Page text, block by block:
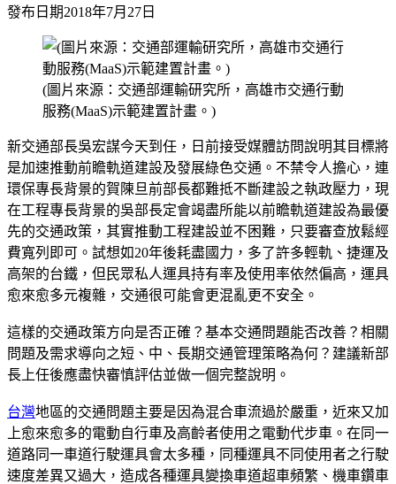
發布日期2018年7月27日
(圖片來源：交通部運輸研究所，高雄市交通行動
服務(MaaS)示範建置計畫。)
新交通部長吳宏謀今天到任，日前接受媒體訪問說明其目標將
是加速推動前瞻軌道建設及發展綠色交通。不禁令人擔心，連
環保專長背景的賀陳旦前部長都難抵不斷建設之執政壓力，現
在工程專長背景的吳部長定會竭盡所能以前瞻軌道建設為最優
先的交通政策，其實推動工程建設並不困難，只要審查放鬆經
費寬列即可。試想如20年後耗盡國力，多了許多輕軌、捷運及
高架的台鐵，但民眾私人運具持有率及使用率依然偏高，運具
愈來愈多元複雜，交通很可能會更混亂更不安全。
這樣的交通政策方向是否正確？基本交通問題能否改善？相關
問題及需求導向之短、中、長期交通管理策略為何？建議新部
長上任後應盡快審慎評估並做一個完整說明。
台灣地區的交通問題主要是因為混合車流過於嚴重，近來又加
上愈來愈多的電動自行車及高齡者使用之電動代步車。在同一
道路同一車道行駛運具會太多種，同種運具不同使用者之行駛
速度差異又過大，造成各種運具變換車道超車頻繁、機車鑽車